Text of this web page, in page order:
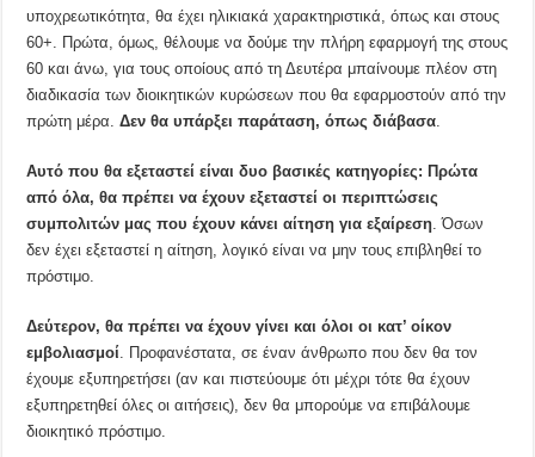
υποχρεωτικότητα, θα έχει ηλικιακά χαρακτηριστικά, όπως και στους
60+. Πρώτα, όμως, θέλουμε να δούμε την πλήρη εφαρμογή της στους
60 και άνω, για τους οποίους από τη Δευτέρα μπαίνουμε πλέον στη
διαδικασία των διοικητικών κυρώσεων που θα εφαρμοστούν από την
πρώτη μέρα.Δεν θα υπάρξει παράταση, όπως διάβασα
Αυτό που θα εξεταστεί είναι δυο βασικές κατηγορίες: Πρώτα
από όλα, θα πρέπει να έχουν εξεταστεί οι περιπτώσεις
συμπολιτών μας που έχουν κάνει αίτηση για εξαίρεση . Όσων
δεν έχει εξεταστεί η αίτηση, λογικό είναι να μην τους επιβληθεί το
πρόστιμο.
Δεύτερον, θα πρέπει να έχουν γίνει και όλοι οι κατ’ οίκον
εμβολιασμοί . Προφανέστατα, σε έναν άνθρωπο που δεν θα τον
έχουμε εξυπηρετήσει (αν και πιστεύουμε ότι μέχρι τότε θα έχουν
εξυπηρετηθεί όλες οι αιτήσεις), δεν θα μπορούμε να επιβάλουμε
διοικητικό πρόστιμο.